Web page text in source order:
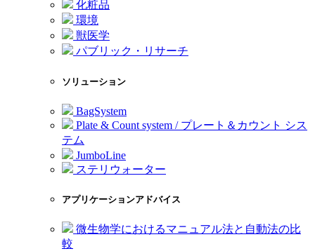
化粧品
環境
獣医学
パブリック・リサーチ
ソリューション
BagSystem
Plate & Count system / プレート＆カウント シス
テム
JumboLine
ステリウォーター
アプリケーションアドバイス
微生物学におけるマニュアル法と自動法の比
較